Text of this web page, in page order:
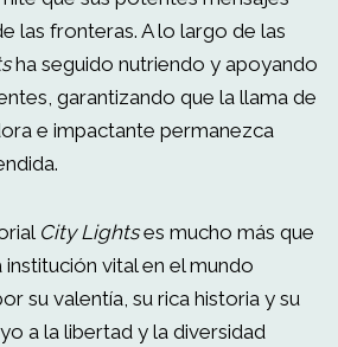
las fronteras. A lo largo de las
ha seguido nutriendo y apoyando
garantizando que la llama de
e impactante permanezca
City Lightses mucho más que
institución vital en el mundo
su valentía, su rica historia y su
a la libertad y la diversidad